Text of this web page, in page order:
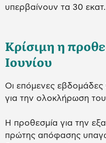
υπερβαίνουν τα 30
Κρίσιμη η
Ιουνίου
Οι επόμενες εβδομάδες
για την ολοκλήρωση
Η προθεσμία για την
πρώτης απόφασης